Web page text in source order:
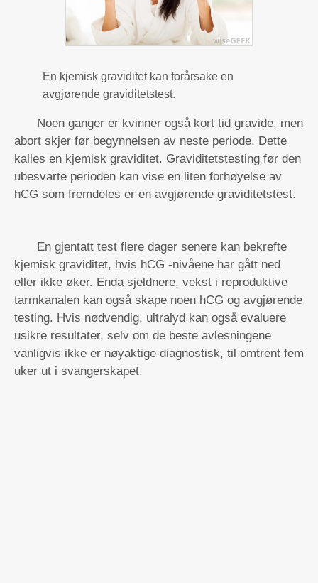
En kjemisk graviditet kan forårsake en
avgjørende graviditetstest.
Noen ganger er kvinner også kort tid gravide, men
abort skjer før begynnelsen av neste periode. Dette
kalles en kjemisk graviditet. Graviditetstesting før den
ubesvarte perioden kan vise en liten forhøyelse av
hCG som fremdeles er en avgjørende graviditetstest.
En gjentatt test flere dager senere kan bekrefte
kjemisk graviditet, hvis hCG -nivåene har gått ned
eller ikke øker. Enda sjeldnere, vekst i reproduktive
tarmkanalen kan også skape noen hCG og avgjørende
testing. Hvis nødvendig, ultralyd kan også evaluere
usikre resultater, selv om de beste avlesningene
vanligvis ikke er nøyaktige diagnostisk, til omtrent fem
uker ut i svangerskapet.